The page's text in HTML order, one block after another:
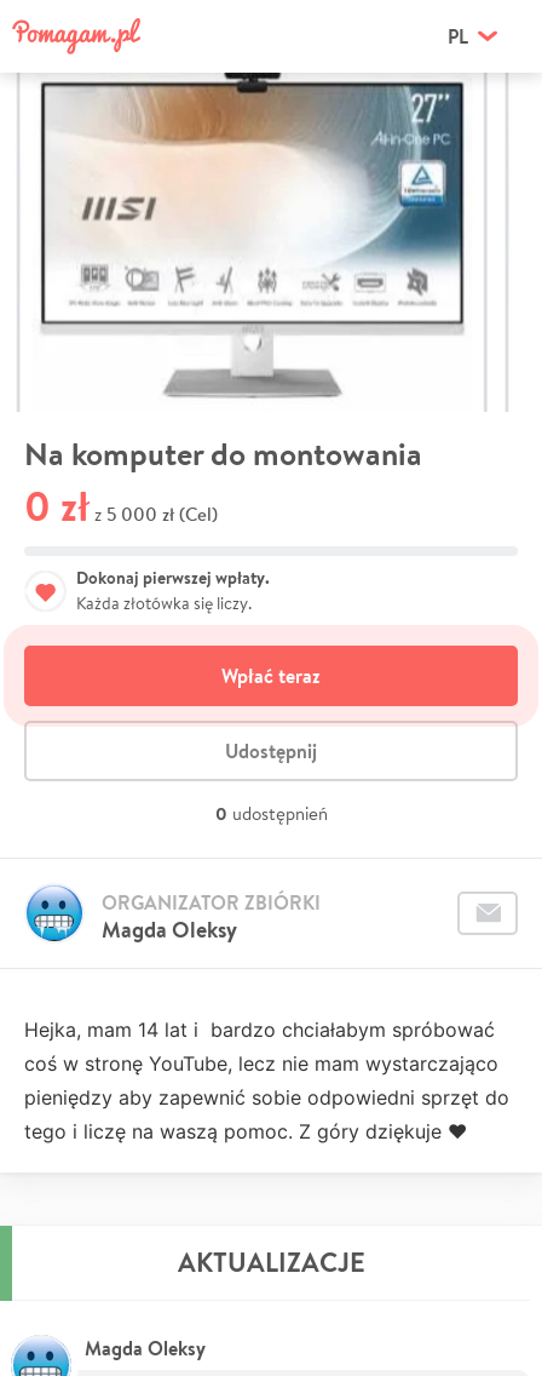
PL
Na komputer do montowania
0 zł z 5 000 zł (Cel)
Dokonaj pierwszej wpłaty.
Każda złotówka się liczy.
Wpłać teraz
Udostępnij
0 udostępnień
Magda Oleksy
ORGANIZATOR ZBIÓRKI
Hejka, mam 14 lat i bardzo chciałabym spróbować
coś w stronę YouTube, lecz nie mam wystarczająco
pieniędzy aby zapewnić sobie odpowiedni sprzęt do
tego i liczę na waszą pomoc. Z góry dziękuje ❤️
AKTUALIZACJE
Magda Oleksy